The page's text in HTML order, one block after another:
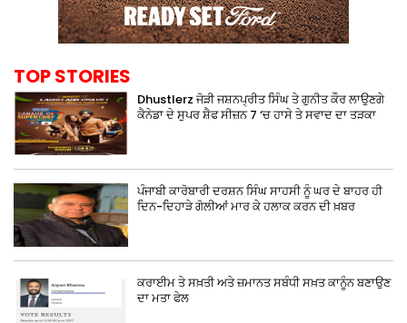
TOP STORIES
Dhustlerz ਜੋੜੀ ਜਸ਼ਨਪ੍ਰੀਤ ਸਿੰਘ ਤੇ ਗੁਨੀਤ ਕੌਰ ਲਾਉਣਗੇ
ਕੈਨੇਡਾ ਦੇ ਸੁਪਰ ਸ਼ੈਫ ਸੀਜ਼ਨ 7 ‘ਚ ਹਾਸੇ ਤੇ ਸਵਾਦ ਦਾ ਤੜਕਾ
ਪੰਜਾਬੀ ਕਾਰੋਬਾਰੀ ਦਰਸ਼ਨ ਸਿੰਘ ਸਾਹਸੀ ਨੂੰ ਘਰ ਦੇ ਬਾਹਰ ਹੀ
ਦਿਨ-ਦਿਹਾੜੇ ਗੋਲੀਆਂ ਮਾਰ ਕੇ ਹਲਾਕ ਕਰਨ ਦੀ ਖ਼ਬਰ
ਕਰਾਈਮ ਤੇ ਸਖ਼ਤੀ ਅਤੇ ਜ਼ਮਾਨਤ ਸਬੰਧੀ ਸਖ਼ਤ ਕਾਨੂੰਨ ਬਣਾਉਣ
ਦਾ ਮਤਾ ਫੇਲ